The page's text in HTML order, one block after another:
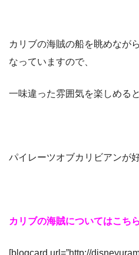
カリブの海賊の船を眺めなが
なっていますので、
一味違った雰囲気を楽しめる
パイレーツオブカリビアンが
カリブの海賊についてはこち